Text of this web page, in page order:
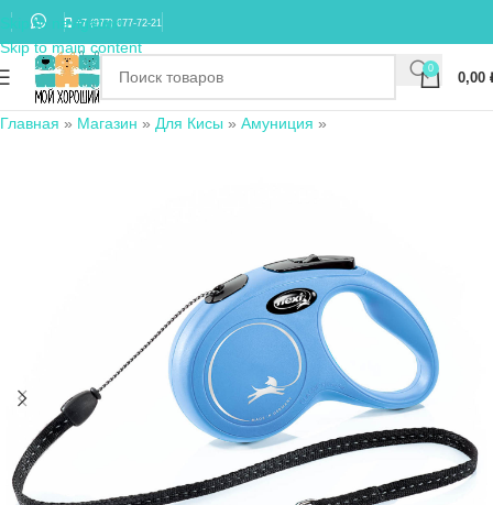
Skip to navigation
Skip to main content
+7 (977) 677-72-21
0
0,00
Главная » Магазин » Для Кисы » Амуниция »